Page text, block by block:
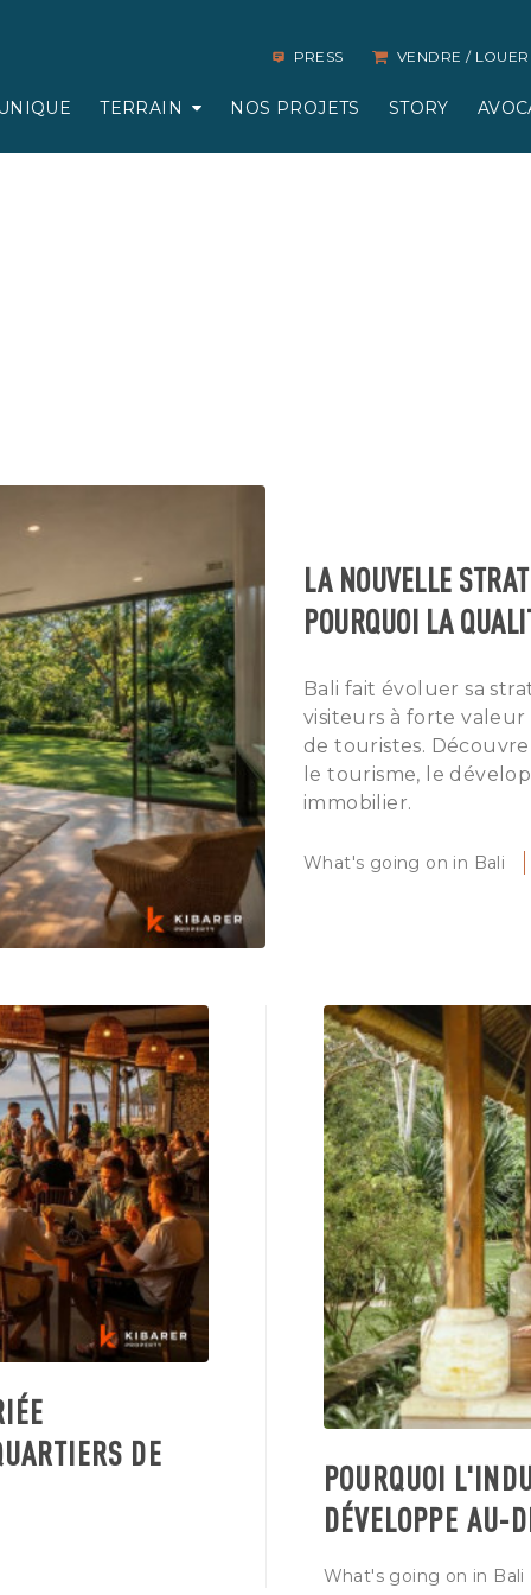
PRESS VENDRE /
TERRAIN NOS PROJETS STORY
LA NOUVELLE
POURQUOI LA
Bali fait évoluer sa
visiteurs à forte
de touristes.
le tourisme, le
immobilier.
What's going on in Bali
DE
POURQUOI
DÉVELOPPE AU-
What's going on in Bali